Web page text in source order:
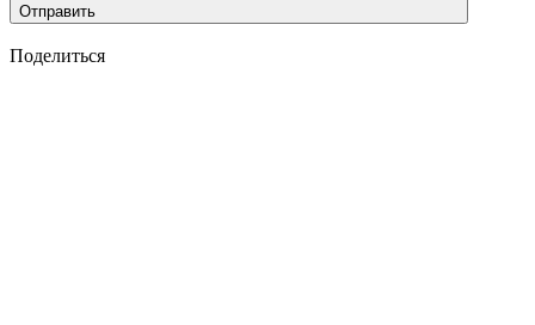
Отправить
Поделиться